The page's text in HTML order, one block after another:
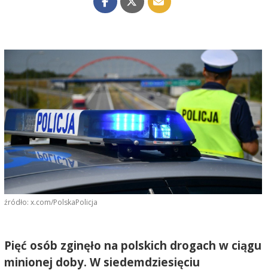
źródło: x.com/PolskaPolicja
Pięć osób zginęło na polskich drogach w ciągu
minionej doby. W siedemdziesięciu